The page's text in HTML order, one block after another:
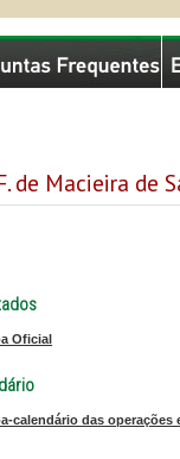
de Macieira de
Oficial
calendário das operações
Nacional de Eleições